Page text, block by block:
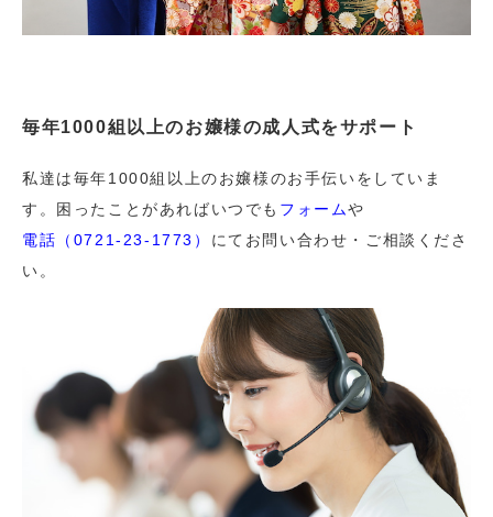
毎年1000組以上のお嬢様の成人式をサポート
私達は毎年1000組以上のお嬢様のお手伝いをしていま
す。困ったことがあればいつでも フォームや
電話（0721-23-1773） にてお問い合わせ・ご相談くださ
い。